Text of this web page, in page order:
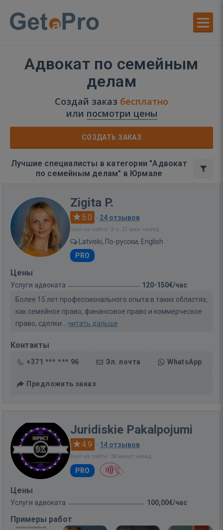
Адвокат по семейным
делам
Создай заказ бесплатно
или посмотри цены
СОЗДАТЬ ЗАКАЗ
Лучшие специалисты в категории "Адвокат
по семейным делам" в Юрмале
Zigita P.
5.0 · 24 отзывов
Был на сайте: 3 ч. 21 мин. назад
Latviski, По-русски, English
PRO
Цены
Услуги адвоката
120-150€/час
Более 15 лет профессионального опыта в таких областях,
как семейное право, финансовое право и коммерческое
право, сделки... читать дальше
Контакты
+371 *** *** 96 Эл. почта WhatsApp
Предложить заказ
Juridiskie Pakalpojumi
4.9 · 14 отзывов
Был на сайте: 38 минут назад
PRO
Цены
Услуги адвоката 100,00€/час
Примеры работ